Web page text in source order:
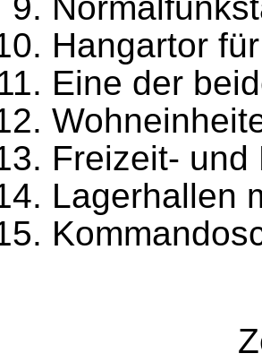
Hangartor
Eine der
Freizeit- und
Lagerhallen